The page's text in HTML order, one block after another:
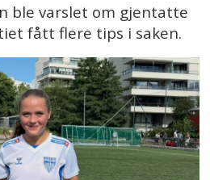
ble varslet om gjentatte
fått flere tips i saken.